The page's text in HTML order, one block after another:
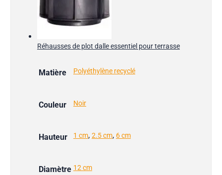
Réhausses de plot dalle essentiel pour terrasse
Matière Polyéthylène recyclé
Couleur Noir
Hauteur 1 cm, 2.5 cm, 6 cm
Diamètre 12 cm